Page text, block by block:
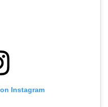
Instagram